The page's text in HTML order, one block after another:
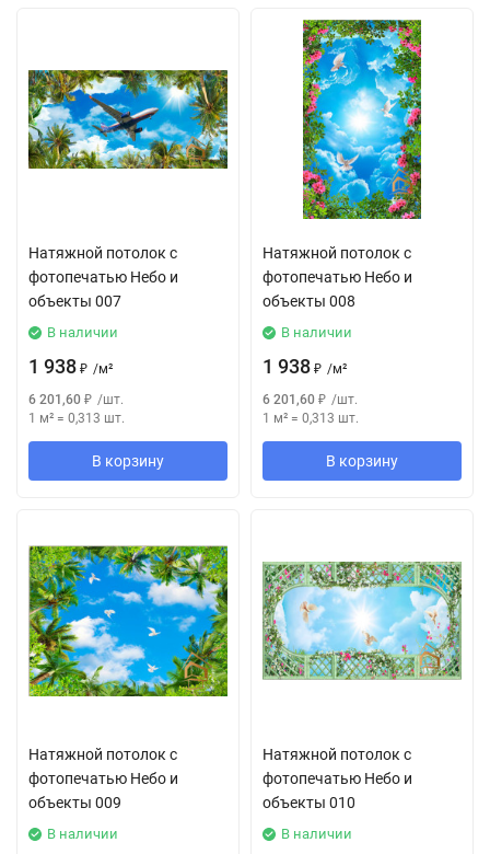
Натяжной потолок с
фотопечатью Небо и
объекты 007
В наличии
1 938 ₽ /м²
6 201,60 ₽ /шт.
1 м² = 0,313 шт.
В корзину
Натяжной потолок с
фотопечатью Небо и
объекты 008
В наличии
1 938 ₽ /м²
6 201,60 ₽ /шт.
1 м² = 0,313 шт.
В корзину
Натяжной потолок с
фотопечатью Небо и
объекты 009
В наличии
Натяжной потолок с
фотопечатью Небо и
объекты 010
В наличии